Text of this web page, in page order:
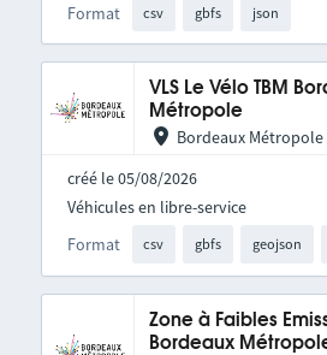
Format csv gbfs json
VLS Le Vélo TBM
Métropole
Bordeaux Métropole
créé le 05/08/2026
Format csv gbfs geojson
Véhicules en libre-service
Zone à Faibles
Bordeaux